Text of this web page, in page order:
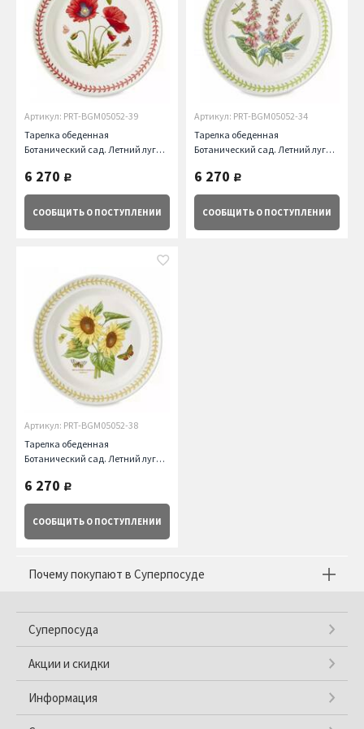
Артикул: PRT-BGM05052-39
Тарелка обеденная
Ботанический сад. Летний луг
6 270 руб.
СООБЩИТЬ О ПОСТУПЛЕНИИ
Артикул: PRT-BGM05052-34
Тарелка обеденная
Ботанический сад. Летний луг
6 270 руб.
СООБЩИТЬ О ПОСТУПЛЕНИИ
Артикул: PRT-BGM05052-38
Тарелка обеденная
Ботанический сад. Летний луг
6 270 руб.
СООБЩИТЬ О ПОСТУПЛЕНИИ
Почему покупают в Суперпосуде
Суперпосуда
Акции и скидки
Информация